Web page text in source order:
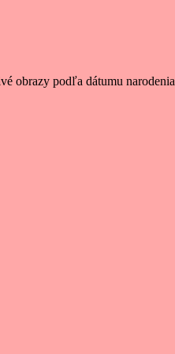
obrazy podľa dátumu narodenia